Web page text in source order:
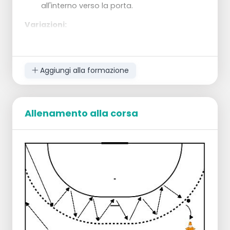
all'interno verso la porta.
Variazioni:
di fronte a loro.
Quest'ultimo gioca anche la palla
indietro.
Idem come il 2, ma ora si posiziona anche
una pedina che i giocatori devono far
Questo fa sì che i giocatori arrivino
fastidiosamente al 2° pedone -
nell'esercizio precedente avranno
percorso un bell'arco per evitarlo -,
quindi finiscono per doversi girare di
più nel tiro per arrivare comunque in
porta.
Per allenare anche questo aspetto si
può sempre inserire un tiro dalla
Aggiungi alla formazione
Allenamento alla corsa